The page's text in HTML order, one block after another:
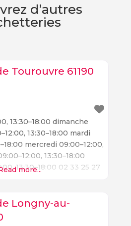
d’autres
Tourouvre 61190
13:30–18:00 dimanche
13:30–18:00 mardi
mercredi 09:00–12:00,
13:30–18:00
13:30–18:00 02 33 25 27
more...
Longny-au-